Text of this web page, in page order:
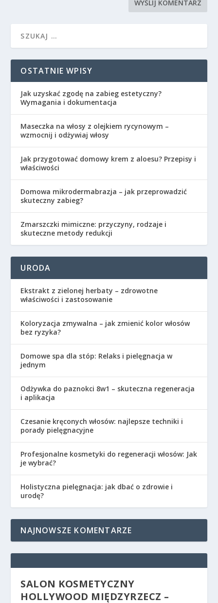
OSTATNIE WPISY
Jak uzyskać zgodę na zabieg estetyczny?
Wymagania i dokumentacja
Maseczka na włosy z olejkiem rycynowym –
wzmocnij i odżywiaj włosy
Jak przygotować domowy krem z aloesu? Przepisy i
właściwości
Domowa mikrodermabrazja – jak przeprowadzić
skuteczny zabieg?
Zmarszczki mimiczne: przyczyny, rodzaje i
skuteczne metody redukcji
URODA
Ekstrakt z zielonej herbaty – zdrowotne
właściwości i zastosowanie
Koloryzacja zmywalna – jak zmienić kolor włosów
bez ryzyka?
Domowe spa dla stóp: Relaks i pielęgnacja w
jednym
Odżywka do paznokci 8w1 – skuteczna regeneracja
i aplikacja
Czesanie kręconych włosów: najlepsze techniki i
porady pielęgnacyjne
Profesjonalne kosmetyki do regeneracji włosów: Jak
je wybrać?
Holistyczna pielęgnacja: jak dbać o zdrowie i
urodę?
NAJNOWSZE KOMENTARZE
SALON KOSMETYCZNY
HOLLYWOOD MIĘDZYRZECZ –